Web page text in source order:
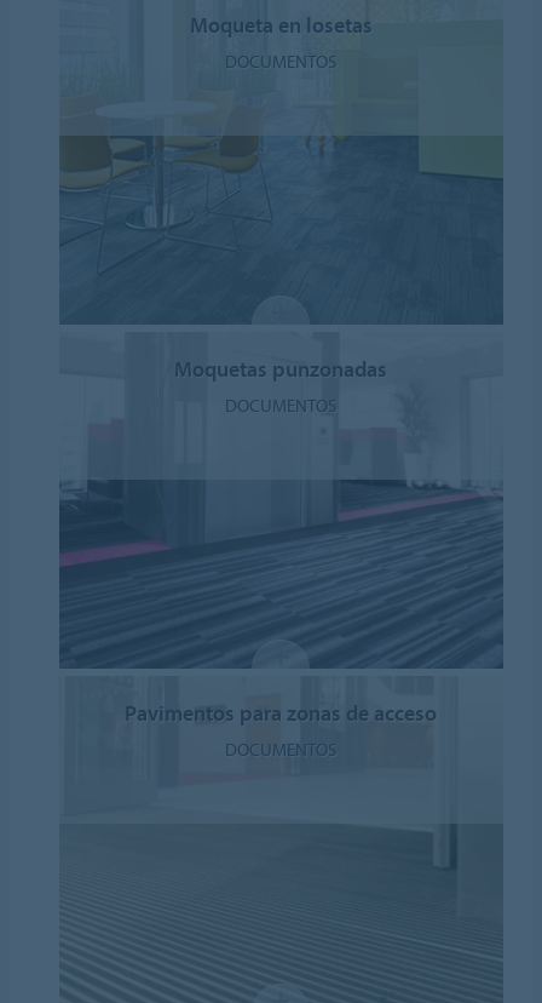
Moqueta en losetas
DOCUMENTOS
Moquetas punzonadas
DOCUMENTOS
Pavimentos para zonas de acceso
DOCUMENTOS